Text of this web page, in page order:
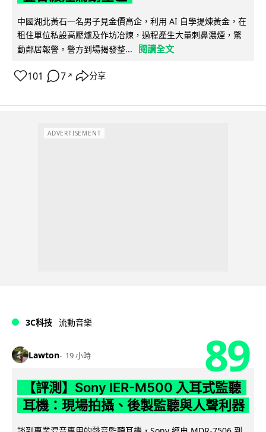
中國湖北黃石一名男子見金價高企，利用 AI 自學提煉黃金，在
租住單位私設高壓爐及作坊冶煉，過程產生大量刺鼻濃煙，驚
動鄰居報警。警方到場揭發整...
閱讀全文
101 7 ↗ 分享
ADVERTISEMENT
3C科技 流動音樂
Lawton 19 小時 89
【評測】Sony IER-M500 入耳式監聽
耳機：現場拍攝、後製監聽與人聲利器